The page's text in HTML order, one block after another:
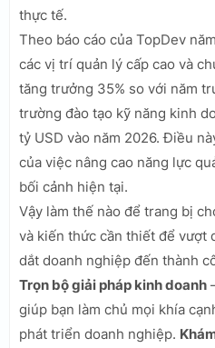
thực tế.
Theo báo cáo của TopDev
các vị trí quản lý cấp cao và
tăng trưởng 35% so với năm
trường đào tạo kỹ năng kinh
tỷ USD vào năm 2026. Điều
của việc nâng cao năng lực
bối cảnh hiện tại.
Vậy làm thế nào để trang bị
và kiến thức cần thiết để vượt
dắt doanh nghiệp đến thành
Trọn bộ giải pháp kinh doanh
giúp bạn làm chủ mọi khía
phát triển doanh nghiệp.